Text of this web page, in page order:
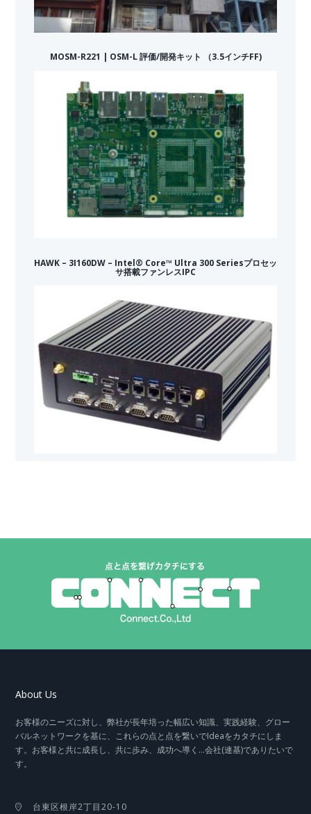
MOSM-R221 | OSM-L 評価/開発キット （3.5インチFF)
HAWK – 3I160DW – Intel® Core™ Ultra 300 Seriesプロセッ
サ搭載ファンレスIPC
About Us
お客様のニーズに対し、弊社が長年培った幅広い知識、実践経験、グロー
バルネットワークを基に、これらの点と点を繋いでIdeaをカタチにしま
す。お客様と共に成長し、共に歩み、成功へ導く…会社(連基)でありたいで
す。
台東区根岸2丁目20-10